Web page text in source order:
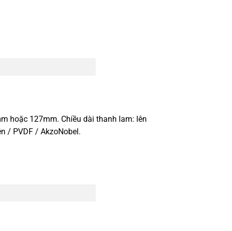
hoặc 127mm. Chiều dài thanh lam: lên
/ PVDF / AkzoNobel.